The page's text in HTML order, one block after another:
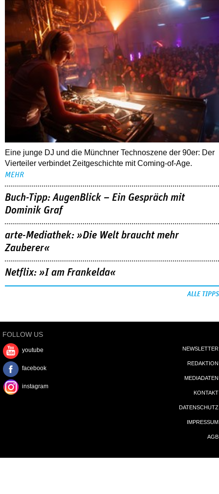
Eine junge DJ und die Münchner Technoszene der 90er: Der
Vierteiler verbindet Zeitgeschichte mit Coming-of-Age.
MEHR
Buch-Tipp: AugenBlick – Ein Gespräch mit
Dominik Graf
arte-Mediathek: »Die Welt braucht mehr
Zauberer«
Netflix: »I am Frankelda«
ALLE TIPPS
FOLLOW US
youtube
facebook
instagram
NEWSLETTER
REDAKTION
MEDIADATEN
KONTAKT
DATENSCHUTZ
IMPRESSUM
AGB